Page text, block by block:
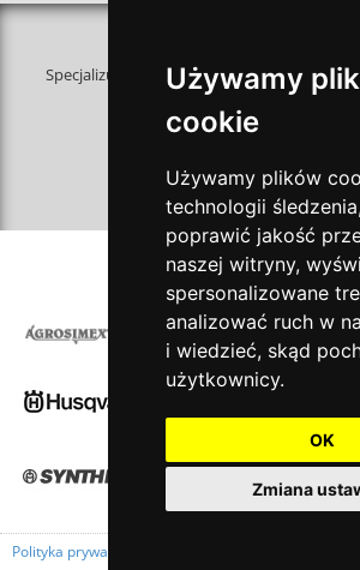
Używamy
cookie
Używamy plików
technologii
poprawić jakość
naszej witryny,
spersonalizowane
analizować ruch w
i wiedzieć, skąd
użytkownicy.
OK
Zmiana
Specjalizujemy się w przekładaniu celów
naszych klientów
na język wizualny. Analizujemy,
z naszymi klientami projekty
w pamięć.
NASI KLIENCI
Polityka prywatności